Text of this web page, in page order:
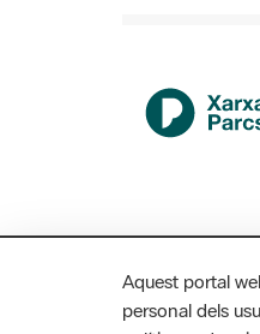
Aquest portal
personal dels